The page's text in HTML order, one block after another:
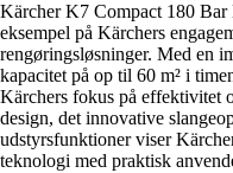
Kärcher K7 Compact 180 Bar
eksempel på Kärchers
rengøringsløsninger. Med en
kapacitet på op til 60 m² i
Kärchers fokus på effektivitet
design, det innovative
udstyrsfunktioner viser
teknologi med praktisk